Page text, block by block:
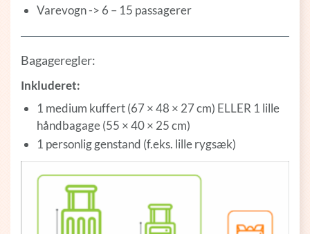
Varevogn -> 6 – 15 passagerer
Bagageregler:
Inkluderet:
1 medium kuffert (67 × 48 × 27 cm) ELLER 1 lille
håndbagage (55 × 40 × 25 cm)
1 personlig genstand (f.eks. lille rygsæk)